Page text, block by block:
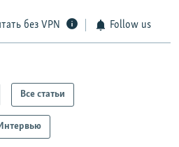
без VPN Follow us
Все статьи